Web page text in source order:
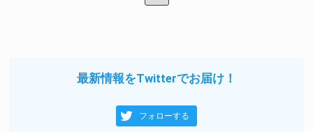
最新情報をTwitterでお届け！
フォローする